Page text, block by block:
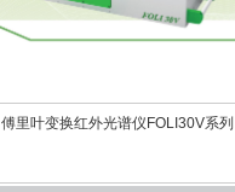
傅里叶变换红外光谱仪FOLI30V系列